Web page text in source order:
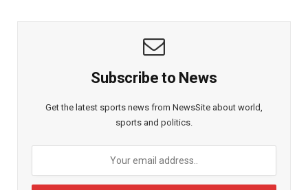
Subscribe to News
Get the latest sports news from NewsSite about world,
sports and politics.